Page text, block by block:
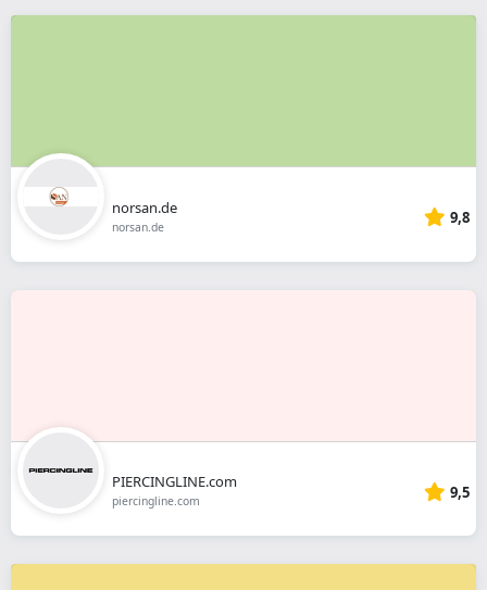
norsan.de
norsan.de 9,8
PIERCINGLINE.com
piercingline.com 9,5